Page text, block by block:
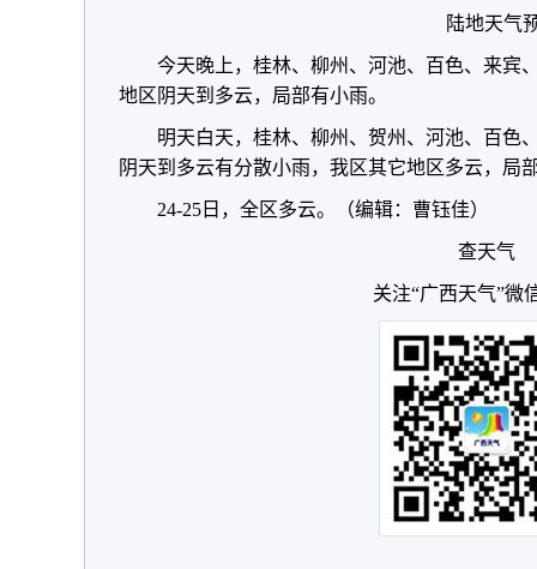
陆地天气
今天晚上，桂林、柳州、河池、百色、来宾
地区阴天到多云，局部有小雨。
明天白天，桂林、柳州、贺州、河池、百色
阴天到多云有分散小雨，我区其它地区多云，局
24-25日，全区多云。（编辑：曹钰佳）
查天气
关注“广西天气”微